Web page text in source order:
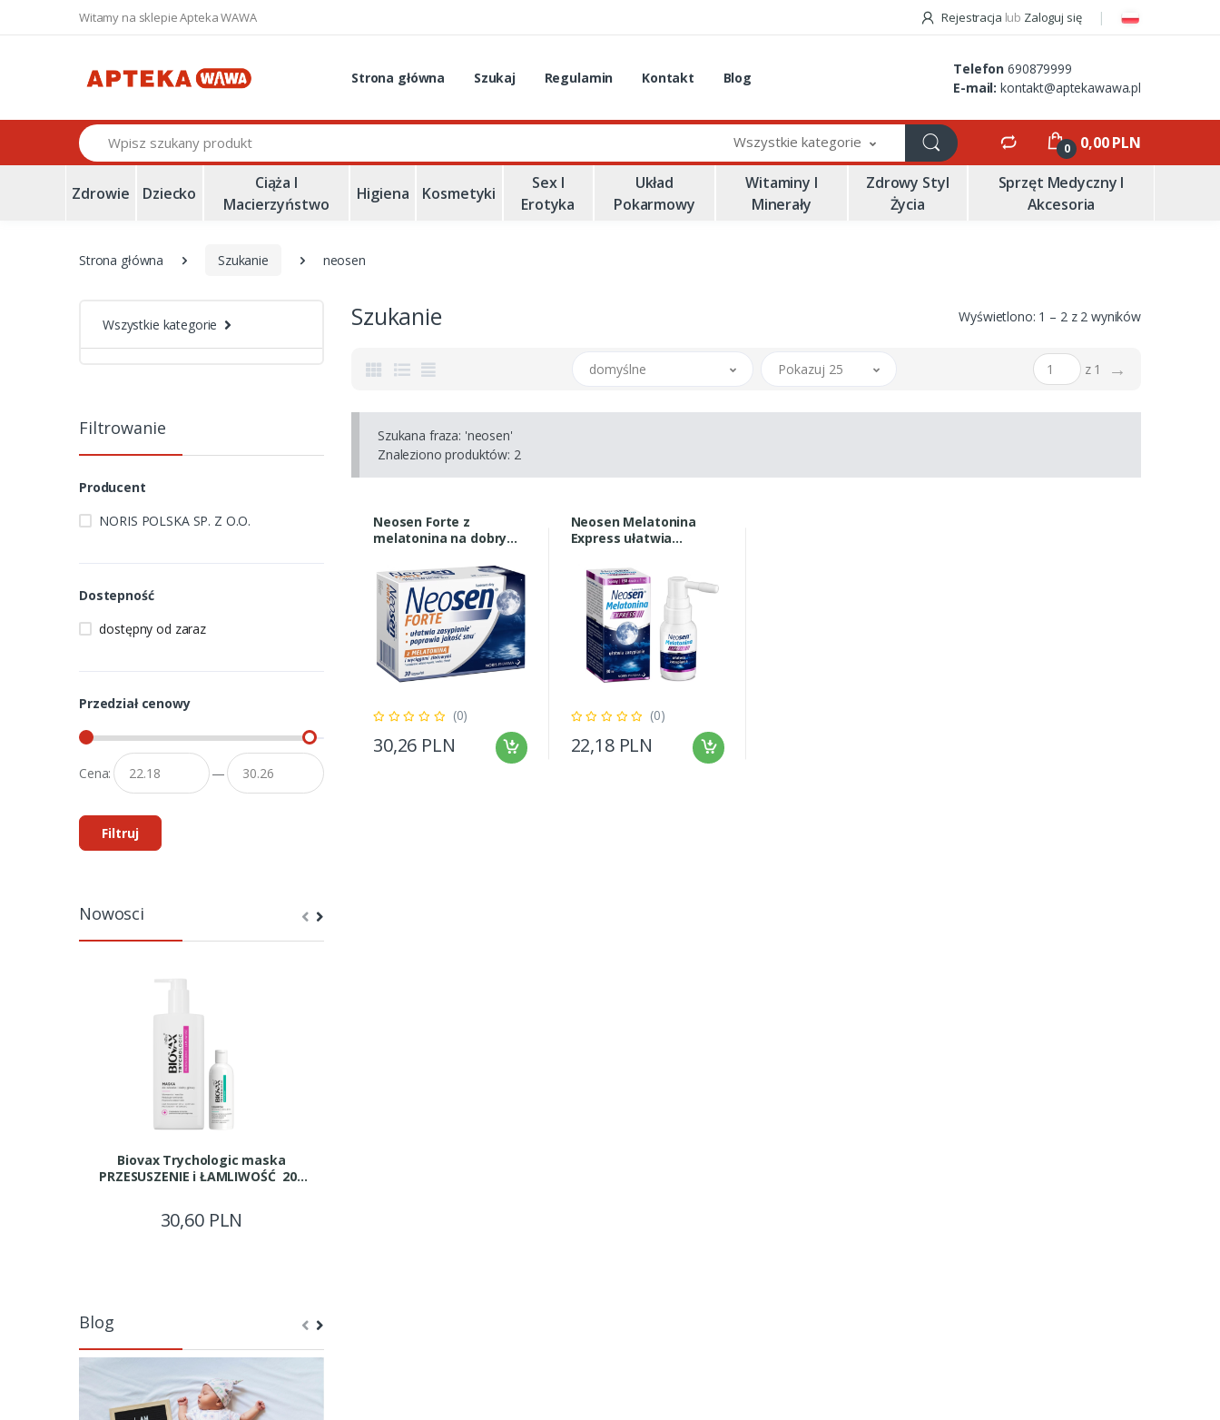
Witamy na sklepie Apteka WAWA Rejestracja lub Zaloguj się
Strona główna Szukaj Regulamin Kontakt Blog
Telefon 690879999
E-mail: kontakt@aptekawawa.pl
Szukaj Wszystkie kategorie 0 0,00 PLN
Zdrowie Dziecko
Ciąża I
Macierzyństwo
Higiena Kosmetyki
Sex I
Erotyka
Układ
Pokarmowy
Witaminy I
Minerały
Zdrowy Styl
Życia
Sprzęt Medyczny I
Akcesoria
Strona główna Szukanie neosen
Wszystkie kategorie
Filtrowanie
Producent
NORIS POLSKA SP. Z O.O.
Dostepność
dostępny od zaraz
Przedział cenowy
Cena: —
Filtruj
Nowosci
Biovax Trychologic maska
PRZESUSZENIE i ŁAMLIWOŚĆ 200
30,60 PLN
Blog
Szukanie Wyświetlono: 1 – 2 z 2 wyników
domyślne Pokazuj 25 z 1 →
Szukana fraza: 'neosen'
Znaleziono produktów: 2
Neosen Forte z
melatonina na dobry
(0)
30,26 PLN
Neosen Melatonina
Express ułatwia
(0)
22,18 PLN